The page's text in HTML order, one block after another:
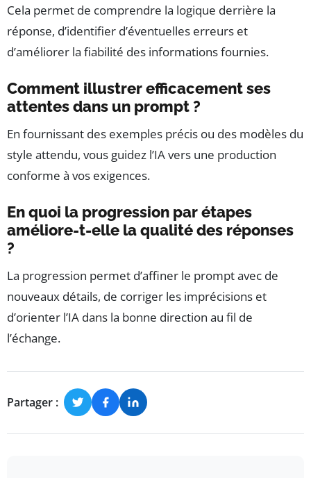
Cela permet de comprendre la logique derrière la
réponse, d’identifier d’éventuelles erreurs et
d’améliorer la fiabilité des informations fournies.
Comment illustrer efficacement ses
attentes dans un prompt ?
En fournissant des exemples précis ou des modèles du
style attendu, vous guidez l’IA vers une production
conforme à vos exigences.
En quoi la progression par étapes
améliore-t-elle la qualité des réponses
?
La progression permet d’affiner le prompt avec de
nouveaux détails, de corriger les imprécisions et
d’orienter l’IA dans la bonne direction au fil de
l’échange.
Partager :